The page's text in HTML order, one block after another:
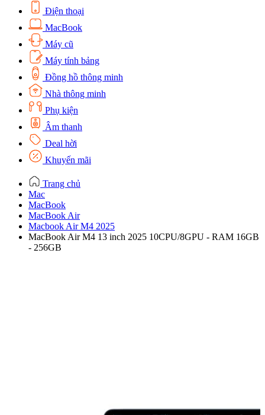
Điện thoại
MacBook
Máy cũ
Máy tính bảng
Đồng hồ thông minh
Nhà thông minh
Phụ kiện
Âm thanh
Deal hời
Khuyến mãi
Trang chủ
Mac
MacBook
MacBook Air
Macbook Air M4 2025
MacBook Air M4 13 inch 2025 10CPU/8GPU - RAM 16GB
- 256GB